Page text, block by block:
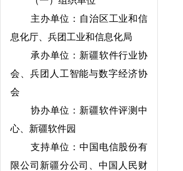
主办单位：自治区工业和信
息化厅、兵团工业和信息化局
承办单位：新疆软件行业协
会、兵团人工智能与数字经济协
会
协办单位：新疆软件评测中
心、新疆软件园
支持单位：中国电信股份有
限公司新疆分公司、中国人民财